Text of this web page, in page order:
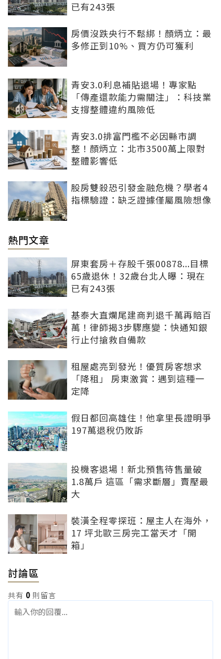
已有243張
房價沒跌央行不鬆綁！顏炳立：最
多修正到10%、買方仍可獲利
青安3.0利息補貼退場！專家點
「傳產還款能力需關注」：科技業
支撐整體違約風險低
青安3.0排富門檻不必因縣市調
整！顏炳立：北市3500萬上限對
整體影響低
股房雙殺恐引發金融危機？學者4
指標驗證：缺乏證據僅屬風險想像
熱門文章
屏東套房＋存股千張00878...目標
65歲退休！32歲台北人曝：現在
已有243張
基泰大直爛尾建商判退千萬再賠百
萬！律師揭3步驟應變：快通知銀
行止付搶救自備款
租屋處亮到發光！優質房客想求
「降租」 房東激賞：遇到這種一
定降
假日都回高雄住！他拿里長證明爭
197萬退稅仍敗訴
投機客退場！新北預售待售量破
1.8萬戶 這區「需求斷層」賣壓最
大
裝潢全程零探班：屋主人在海外，
17 坪北歐三房完工當天才「開
箱」
討論區
共有 0 則留言